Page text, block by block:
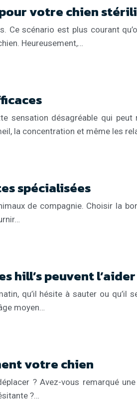
votre chien
scénario est plus courant
Heureusement,…
désagréable qui
la concentration et même les
spécialisées
de compagnie. Choisir la
hill’s peuvent l’aider
qu’il hésite à sauter ou qu’il
moyen…
votre chien
? Avez-vous remarqué
?…